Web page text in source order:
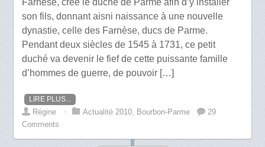
son fils, donnant aisni naissance à une nouvelle
dynastie, celle des Farnèse, ducs de Parme.
Pendant deux siècles de 1545 à 1731, ce petit
duché va devenir le fief de cette puissante famille
d’hommes de guerre, de pouvoir […]
LIRE PLUS...
Régine ⋅ Actualité 2010 Bourbon-Parme
29
Comments